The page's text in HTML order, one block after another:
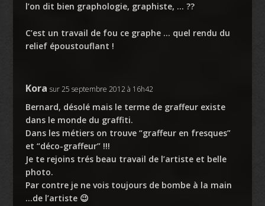
l’on dit bien graphologie, graphiste, … ??
C’est un travail de fou ce graphe … quel rendu du
relief époustouflant !
Kora sur 25 septembre 2012 à 16h42
Bernard, désolé mais le terme de graffeur existe
dans le monde du graffiti.
Dans les métiers on trouve “graffeur en fresques”
et “déco-graffeur” !!!
Je te rejoins trés beau travail de l’artiste et belle
photo.
Par contre je ne vois toujours de bombe à la main
…de l’artiste 😉